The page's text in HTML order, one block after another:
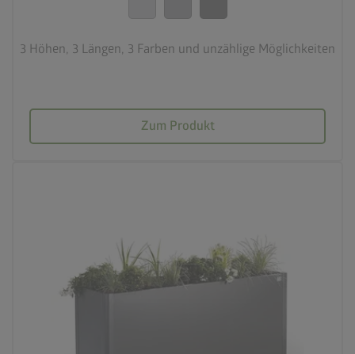
3 Höhen, 3 Längen, 3 Farben und unzählige Möglichkeiten
Zum Produkt